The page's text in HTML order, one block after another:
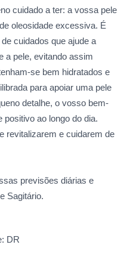
cuidado a ter: a vossa pele
oleosidade excessiva. É
cuidados que ajude a
a pele, evitando assim
se bem hidratados e
para apoiar uma pele
detalhe, o vosso bem-
ao longo do dia.
revitalizarem e cuidarem de
previsões diárias e
Sagitário.
DR